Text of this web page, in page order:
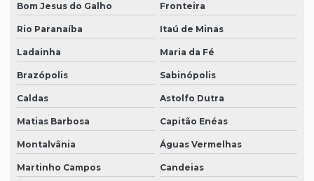
Bom Jesus do Galho Fronteira
Rio Paranaíba Itaú de Minas
Ladainha Maria da Fé
Brazópolis Sabinópolis
Caldas Astolfo Dutra
Matias Barbosa Capitão Enéas
Montalvânia Águas Vermelhas
Martinho Campos Candeias